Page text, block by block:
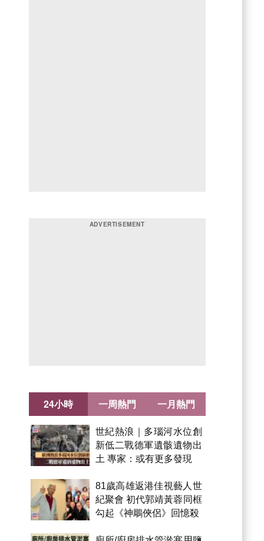
24小時
世紀熱浪｜多瑙河水位創
新低二戰德軍遺骸遺物出
土 專家：或有更多發現
81歲高雄返港佳視藝人世
紀聚會 初代郭靖黃蓉同框
勾起《神鵰俠侶》回憶殺
一周熱門 一月熱門